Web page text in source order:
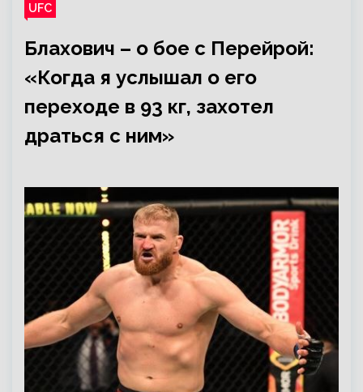
UFC
Блахович – о бое с Перейрой:
«Когда я услышал о его
переходе в 93 кг, захотел
драться с ним»